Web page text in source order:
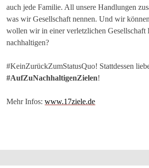
auch jede Familie. All unsere Handlungen
was wir Gesellschaft nennen. Und wir
wollen wir in einer verletzlichen Gesellschaft
nachhaltigen?
#KeinZurückZumStatusQuo! Stattdessen
#AufZuNachhaltigenZielen!
Mehr Infos:www.17ziele.de